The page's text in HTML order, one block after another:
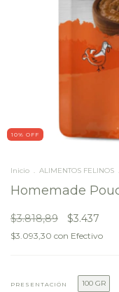
10% OFF
Inicio . ALIMENTOS FELINOS .
Homemade
$3.818,89 $3.437
$3.093,30 con Efectivo
PRESENTACIÓN 100 GR